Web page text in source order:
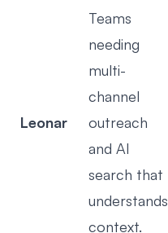
Leonar
Teams
needing
multi-
channel
outreach
and AI
search that
understands
context.